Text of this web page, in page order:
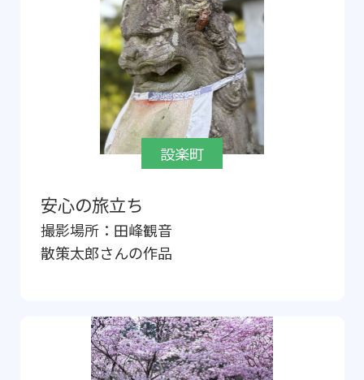
設楽町
安心の旅立ち
撮影場所： 田峰観音
散策太郎さんの作品